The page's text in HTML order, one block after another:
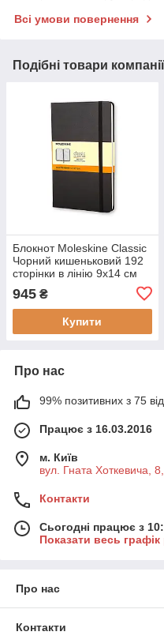
Всі умови повернення
Подібні товари компанії
Блокнот Moleskine Classic
Чорний кишеньковий 192
сторінки в лінію 9х14 см
945 ₴
Купити
Про нас
99% позитивних з 75
Працює з 16.03.2016
м. Київ
вул. Гната Хоткевича,
Контакти
Сьогодні працює з
Показати весь
Про нас
Контакти